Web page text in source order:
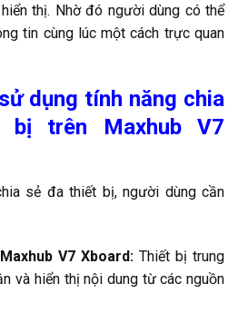
thị. Nhờ đó người dùng có thể
tin cùng lúc một cách trực quan
dụng tính năng chia
bị trên Maxhub V7
sẻ đa thiết bị, người dùng cần
V7 Xboard: Thiết bị trung
và hiển thị nội dung từ các nguồn